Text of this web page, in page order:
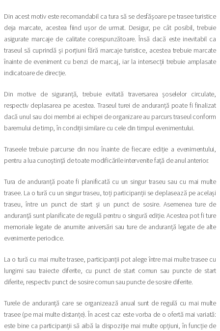
Din acest motiv este recomandabil ca tura să se desfășoare pe trasee turistice
deja marcate, acestea fiind ușor de urmat. Desigur, pe cât posibil, trebuie
asigurate marcaje de calitate corespunzătoare. Însă dacă este inevitabil ca
traseul să cuprindă și porțiuni fără marcaje turistice, acestea trebuie marcate
înainte de eveniment cu benzi de marcaj, iar la intersecții trebuie amplasate
indicatoare de direcție.
Din motive de siguranță, trebuie evitată traversarea șoselelor circulate,
respectiv deplasarea pe acestea. Traseul turei de anduranță poate fi finalizat
dacă unul sau doi membri ai echipei de organizare au parcurs traseul conform
baremului de timp, în condiții similare cu cele din timpul evenimentului.
Traseele trebuie parcurse din nou înainte de fiecare ediție a evenimentului,
pentru a lua cunoștință de toate modificările intervenite față de anul anterior.
Tura de anduranță poate fi planificată cu un singur traseu sau cu mai multe
trasee. La o tură cu un singur traseu, toți participanții se deplasează pe același
traseu, între un punct de start și un punct de sosire. Asemenea ture de
anduranță sunt planificate de regulă pentru o singură ediție. Acestea pot fi ture
memoriale legate de anumite aniversări sau ture de anduranță legate de alte
evenimente periodice.
La o tură cu mai multe trasee, participanții pot alege între mai multe trasee cu
lungimi sau traiecte diferite, cu punct de start comun sau puncte de start
diferite, respectiv punct de sosire comun sau puncte de sosire diferite.
Turele de anduranță care se organizează anual sunt de regulă cu mai multe
trasee (pe mai multe distanțe). În acest caz este vorba de o ofertă mai variată:
este bine ca participanții să aibă la dispoziție mai multe opțiuni, în funcție de